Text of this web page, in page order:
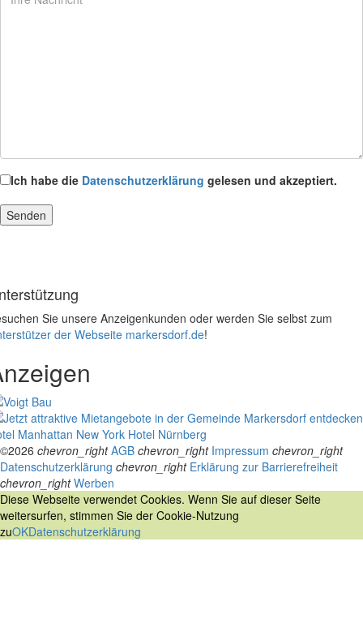
Ich habe die Datenschutzerklärung gelesen und akzeptiert.
Sie unsere Anzeigenkunden oder werden Sie selbst zum
der Webseite markersdorf.de!
Manhattan New York Hotel Nürnberg
©2026 chevron_right AGB chevron_right Impressum chevron_right
Datenschutzerklärung chevron_right Erklärung zur Barrierefreiheit
chevron_right Werben
Diese Webseite verwendet Cookies. Wenn Sie auf dieser Seite
weitersurfen, stimmen Sie der Cookie-Nutzung
zuOKDatenschutzerklärung